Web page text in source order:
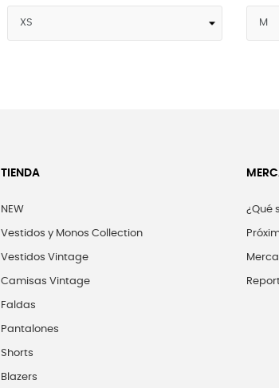
TIENDA
NEW
Vestidos y Monos Collection
Vestidos Vintage
Camisas Vintage
Faldas
Pantalones
Shorts
Blazers
¿Qué